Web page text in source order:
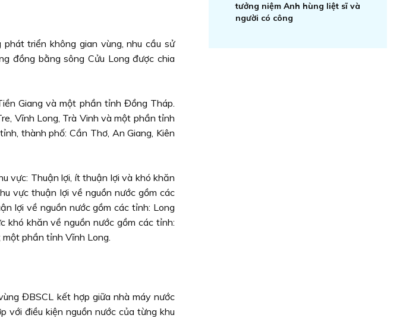
triển không gian vùng, nhu cầu sử
đồng bằng sông Cửu Long được chia
Giang và một phần tỉnh Đồng Tháp.
Vĩnh Long, Trà Vinh và một phần tỉnh
thành phố: Cần Thơ, An Giang, Kiên
vực: Thuận lợi, ít thuận lợi và khó khăn
vực thuận lợi về nguồn nước gồm các
lợi về nguồn nước gồm các tỉnh: Long
khó khăn về nguồn nước gồm các tỉnh:
một phần tỉnh Vĩnh Long.
ĐBSCL kết hợp giữa nhà máy nước
với điều kiện nguồn nước của từng khu
tưởng niệm Anh hùng liệt sĩ và
người có công